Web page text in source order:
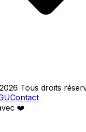
Tous droits
Contact
❤️